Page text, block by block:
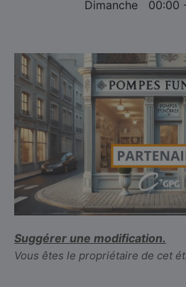
Dimanche
00:00
Suggérer une modification.
Vous êtes le propriétaire de cet